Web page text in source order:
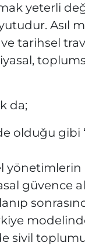
yeterli
Asıl
tarihsel
da;
olduğu gibi
güvence
sivil